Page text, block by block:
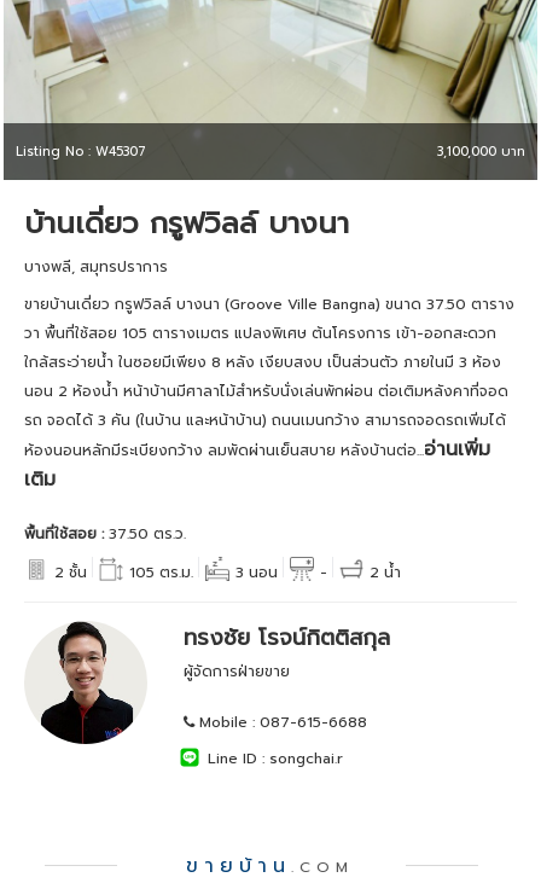
Previous Next
Listing No : W45307 3,100,000 บาท
บ้านเดี่ยว กรูฟวิลล์ บางนา
บางพลี, สมุทรปราการ
ขายบ้านเดี่ยว กรูฟวิลล์ บางนา (Groove Ville Bangna) ขนาด 37.50 ตาราง
วา พื้นที่ใช้สอย 105 ตารางเมตร แปลงพิเศษ ต้นโครงการ เข้า-ออกสะดวก
ใกล้สระว่ายน้ำ ในซอยมีเพียง 8 หลัง เงียบสงบ เป็นส่วนตัว ภายในมี 3 ห้อง
นอน 2 ห้องน้ำ หน้าบ้านมีศาลาไม้สำหรับนั่งเล่นพักผ่อน ต่อเติมหลังคาที่จอด
รถ จอดได้ 3 คัน (ในบ้าน และหน้าบ้าน) ถนนเมนกว้าง สามารถจอดรถเพิ่มได้
ห้องนอนหลักมีระเบียงกว้าง ลมพัดผ่านเย็นสบาย หลังบ้านต่อ...อ่านเพิ่ม
เติม
พื้นที่ใช้สอย :37.50 ตร.ว.
2 ชั้น
105 ตร.ม. 3 นอน - 2 น้ำ
ทรงชัย โรจน์กิตติสกุล
ผู้จัดการฝ่ายขาย
Mobile : 087-615-6688
Line ID : songchai.r
ขายบ้าน.COM